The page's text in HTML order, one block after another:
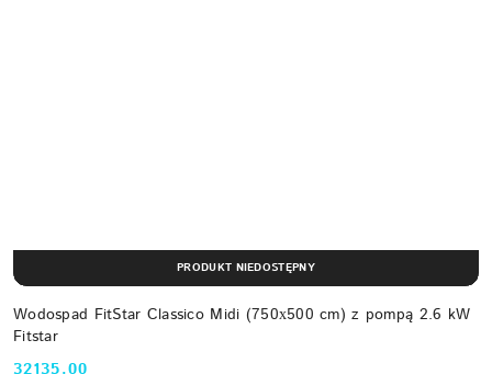
Wodospad FitStar Classico Midi (750х500 cm) z pompą 2.6 kW
Fitstar
PRODUKT NIEDOSTĘPNY